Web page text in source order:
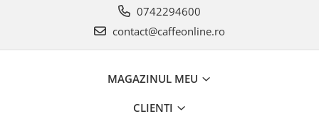
0742294600
contact@caffeonline.ro
MAGAZINUL MEU
CLIENTI